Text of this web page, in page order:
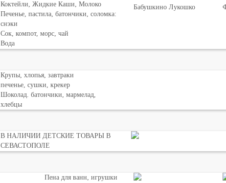
Коктейли, Жидкие Каши, Молоко
Печенье, пастила, батончики, соломка:
снэки
Сок, компот, морс, чай
Вода
Бабушкино Лукошко
Крупы, хлопья, завтраки
печенье, сушки, крекер
Шоколад. батончики, мармелад,
хлебцы
В НАЛИЧИИ ДЕТСКИЕ ТОВАРЫ В
СЕВАСТОПОЛЕ
Пена для ванн, игрушки